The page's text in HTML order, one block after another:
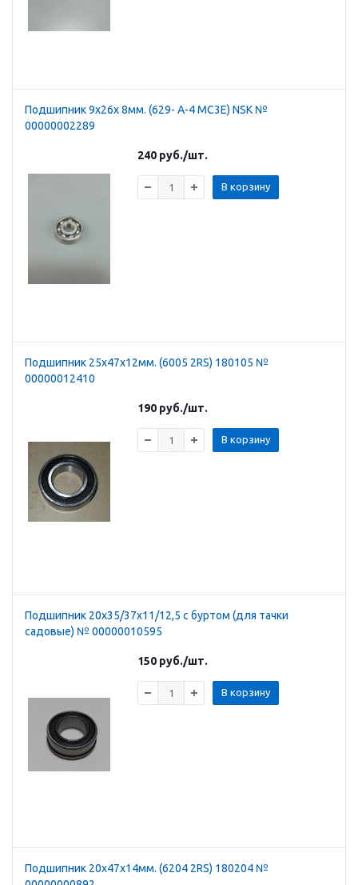
Подшипник 9х26х 8мм. (629- A-4 MC3E) NSK №
00000002289
240 руб./шт.
В корзину
Подшипник 25х47х12мм. (6005 2RS) 180105 №
00000012410
190 руб./шт.
В корзину
Подшипник 20х35/37х11/12,5 с буртом (для тачки
садовые) № 00000010595
150 руб./шт.
В корзину
Подшипник 20х47х14мм. (6204 2RS) 180204 №